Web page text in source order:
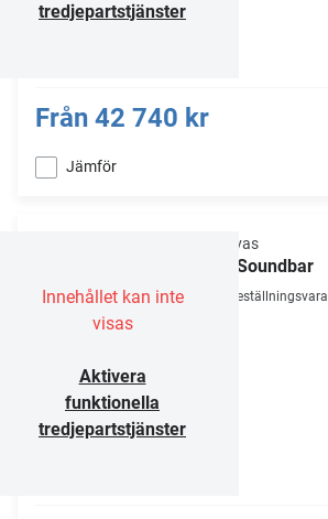
tredjepartstjänster
Från 42 740 kr
Jämför
Innehållet kan inte
visas
Aktivera
funktionella
tredjepartstjänster
Canvas
77" Soundbar
Beställningsvara